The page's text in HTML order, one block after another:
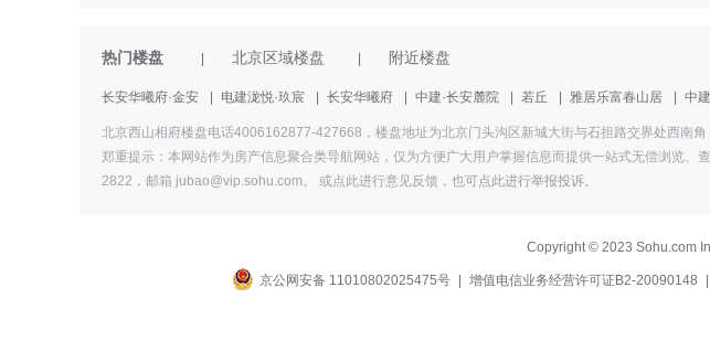
热门楼盘 北京区域楼盘 附近楼盘
长安华曦府·金安 电建泷悦·玖宸 长安华曦府 中建·长安麓院 若丘 雅居乐富春山居 中
北京西山相府楼盘电话4006162877-427668，楼盘地址为北京门头沟区新城大街与石担路交界处西南
郑重提示：本网站作为房产信息聚合类导航网站，仅为方便广大用户掌握信息而提供一站式无偿浏览
2822，邮箱 jubao@vip.sohu.com。 或点此进行意见反馈， 也可点此进行举报投诉。
Copyright©2023 Sohu.com
京公网安备 11010802025475号 增值电信业务经营许可证B2-20090148